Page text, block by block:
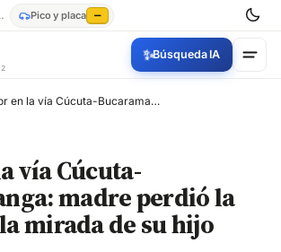
De 2026 Pico y placa —
✨Búsqueda IA
Dolor en la vía Cúcuta-Bucaramanga: madre perdió la vida ante la mirada de su hijo
vía Cúcuta-
madre perdió la
mirada de su hijo